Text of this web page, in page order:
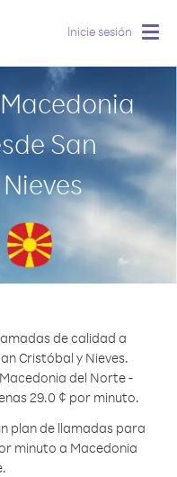
Inicie sesión
San
de calidad a
Cristóbal y Nieves.
del Norte -
29.0 ¢ por minuto.
plan de llamadas para
minuto a Macedonia